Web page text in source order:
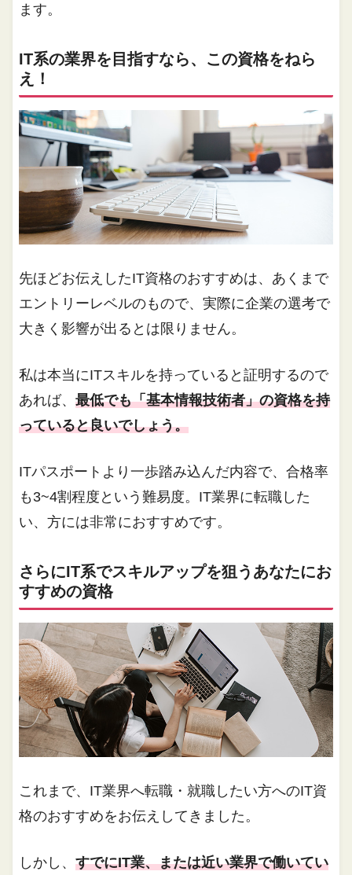
ます。
IT系の業界を目指すなら、この資格をねら
え！
先ほどお伝えしたIT資格のおすすめは、あくまで
エントリーレベルのもので、実際に企業の選考で
大きく影響が出るとは限りません。
私は本当にITスキルを持っていると証明するので
あれば、最低でも「基本情報技術者」の資格を持
っていると良いでしょう。
ITパスポートより一歩踏み込んだ内容で、合格率
も3~4割程度という難易度。IT業界に転職した
い、方には非常におすすめです。
さらにIT系でスキルアップを狙うあなたにお
すすめの資格
これまで、IT業界へ転職・就職したい方へのIT資
格のおすすめをお伝えしてきました。
しかし、すでにIT業、または近い業界で働いてい